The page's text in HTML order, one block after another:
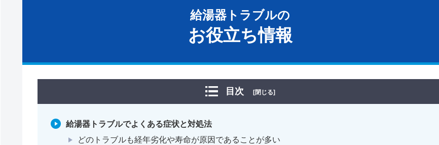
給湯器トラブルの
お役立ち情報
目次 [閉じる]
給湯器トラブルでよくある症状と対処法
どのトラブルも経年劣化や寿命が原因であることが多い